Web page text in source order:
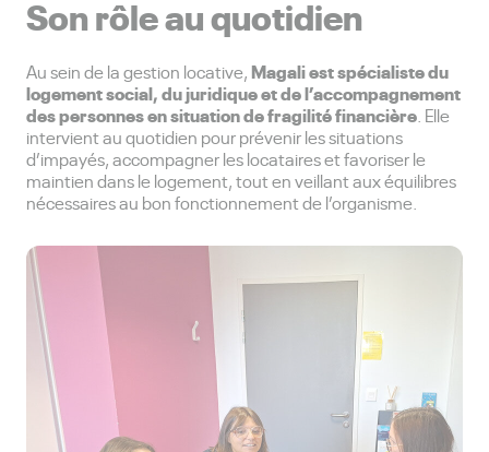
Son rôle au quotidien
Au sein de la gestion locative, Magali est spécialiste du
logement social, du juridique et de l’accompagnement
des personnes en situation de fragilité financière . Elle
intervient au quotidien pour prévenir les situations
d’impayés, accompagner les locataires et favoriser le
maintien dans le logement, tout en veillant aux équilibres
nécessaires au bon fonctionnement de l’organisme.